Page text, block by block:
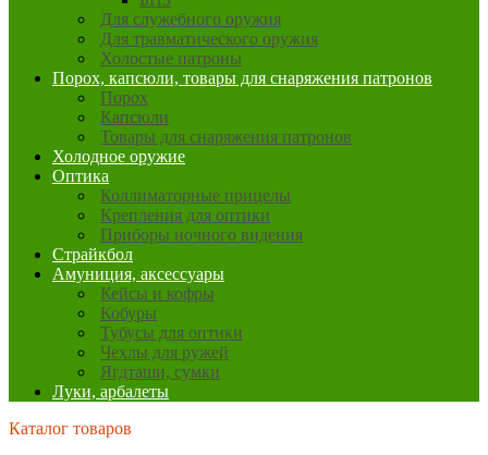
Для служебного оружия
Для травматического оружия
Холостые патроны
Порох, капсюли, товары для снаряжения патронов
Порох
Капсюли
Товары для снаряжения патронов
Холодное оружие
Оптика
Коллиматорные прицелы
Крепления для оптики
Приборы ночного видения
Страйкбол
Амуниция, аксессуары
Кейсы и кофры
Кобуры
Тубусы для оптики
Чехлы для ружей
Ягдташи, сумки
Луки, арбалеты
Каталог товаров